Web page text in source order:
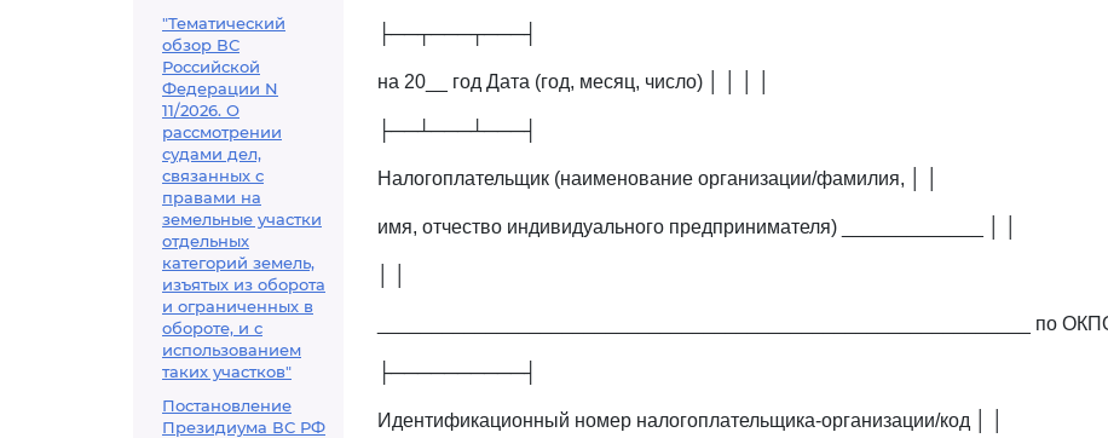
"Тематический
обзор ВС
Российской
Федерации N
11/2026. О
рассмотрении
судами дел,
связанных с
правами на
земельные участки
отдельных
категорий земель,
изъятых из оборота
и ограниченных в
обороте, и с
использованием
таких участков"
Постановление
Президиума ВС РФ
├──┬───┬───┤
на 20__ год Дата (год, месяц, число) │ │ │ │
├──┴───┴───┤
Налогоплательщик (наименование организации/фамилия, │ │
имя, отчество индивидуального предпринимателя) _____________ │ │
____________________________________________________________ по
├──────────┤
Идентификационный номер налогоплательщика-организации/код │ │